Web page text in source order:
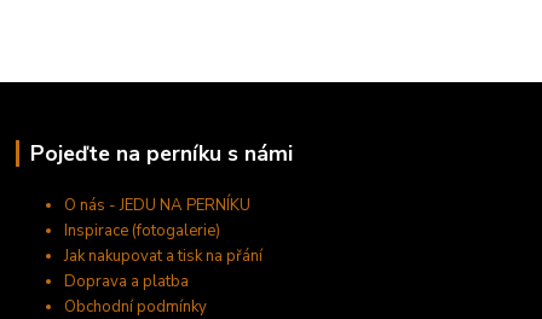
Pojeďte na perníku s námi
O nás - JEDU NA PERNÍKU
Inspirace (fotogalerie)
Jak nakupovat a tisk na přání
Doprava a platba
Obchodní podmínky